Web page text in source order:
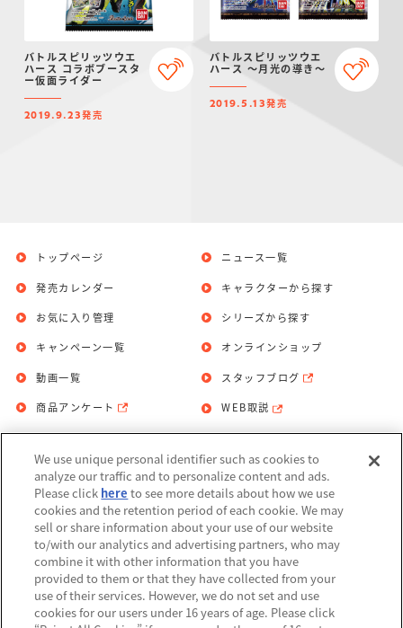
バトルスピリッツウエ
ハース コラボブースタ
ー仮面ライダー
2019.9.23発売
バトルスピリッツウエ
ハース ～月光の導き～
2019.5.13発売
トップページ
発売カレンダー
お気に入り管理
ニュース一覧
キャラクターから探す
シリーズから探す
キャンペーン一覧
動画一覧
商品アンケート
オンラインショップ
スタッフブログ
WEB取説
お問い合わせ 個人情報保護方針
利用規約
Do Not Sell or Share My Personal
Information
アレルギー情報
We use unique personal identifier such as cookies to
analyze our traffic and to personalize content and ads.
Please click here to see more details about how we use
cookies and the retention period of each cookie. We may
sell or share information about your use of our website
to/with our analytics and advertising partners, who may
combine it with other information that you have
provided to them or that they have collected from your
use of their services. However, we do not set and use
cookies for our users under 16 years of age. Please click